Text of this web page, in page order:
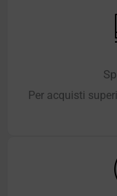
Per acquisti